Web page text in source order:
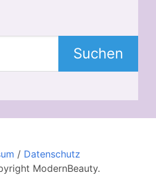
Suchen
/ Datenschutz
ModernBeauty.